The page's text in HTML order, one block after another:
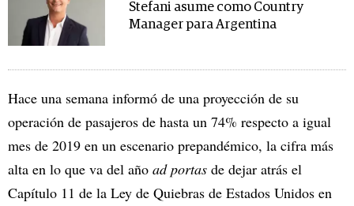
Stefani asume como Country
Manager para Argentina
Hace una semana informó de una proyección de su
operación de pasajeros de hasta un 74% respecto a igual
mes de 2019 en un escenario prepandémico, la cifra más
alta en lo que va del año ad portas de dejar atrás el
Capítulo 11 de la Ley de Quiebras de Estados Unidos en